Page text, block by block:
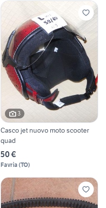
3
Casco jet nuovo moto scooter
quad
50 €
Favria (TO)